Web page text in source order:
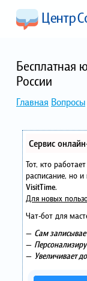
Бесплатная
России
Главная Вопросы
Сервис
Тот, кто
расписание, но
VisitTime.
Для новых
Чат-бот для
— Сам
—
— Увеличивает